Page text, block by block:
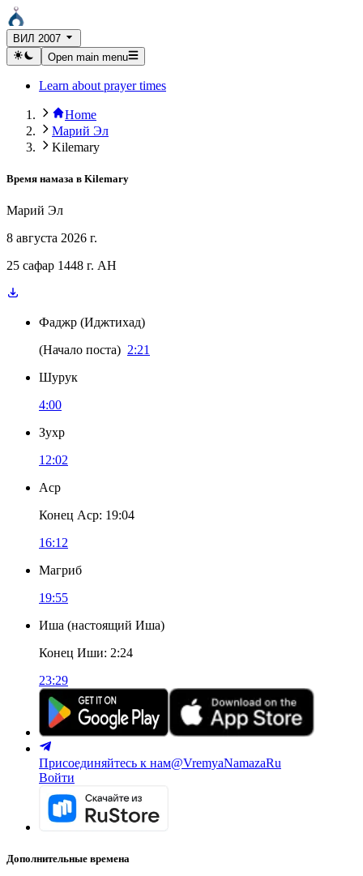
ВИЛ 2007
Open main menu
Learn about prayer times
Home
Марий Эл
Kilemary
Время намаза в Kilemary
Марий Эл
8 августа 2026 г.
25 сафар 1448 г. AH
Фаджр (Иджтихад)
(Начало поста) 2:21
Шурук
4:00
Зухр
12:02
Аср
Конец Аср: 19:04
16:12
Магриб
19:55
Иша (настоящий Иша)
Конец Иши: 2:24
23:29
Присоединяйтесь к нам@VremyaNamazaRu
Войти
Дополнительные времена